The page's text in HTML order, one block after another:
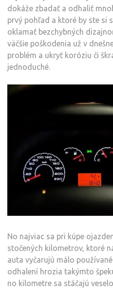
dokáže zbadať a odhaliť
prvý pohľad a ktoré by ste si
oklamať bezchybných
väčšie poškodenia už v
problém a ukryť koróziu či
jednoduché.
No najviac sa pri kúpe
stočených kilometrov, ktoré
auta vyčarujú málo
odhalení hrozia takýmto
no kilometre sa stáčajú